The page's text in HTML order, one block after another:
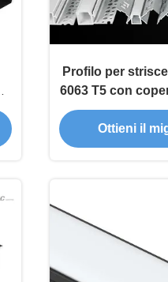
Profilo per
6063 T5 con
e 5 anni
Ottieni il